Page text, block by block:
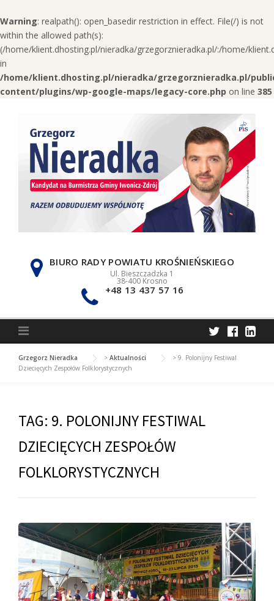
Warning: realpath(): open_basedir restriction in effect. File(/) is not
within the allowed path(s):
(/home/klient.dhosting.pl/nieradka/grzegorznieradka.pl/:/home/
in
/home/klient.dhosting.pl/nieradka/grzegorznieradka.pl/
content/plugins/wp-google-maps/legacy-core.php on line 385
BIURO RADY POWIATU KROŚNIEŃSKIEGO
Ul. Bieszczadzka 1
38-400 Krosno
+48 13 437 57 16
Grzegorz Nieradka > Aktualności > 9. Polonijny Festiwal
Dziecięcych Zespołów Folklorystycznych
TAG: 9. POLONIJNY FESTIWAL
DZIECIĘCYCH ZESPOŁÓW
FOLKLORYSTYCZNYCH